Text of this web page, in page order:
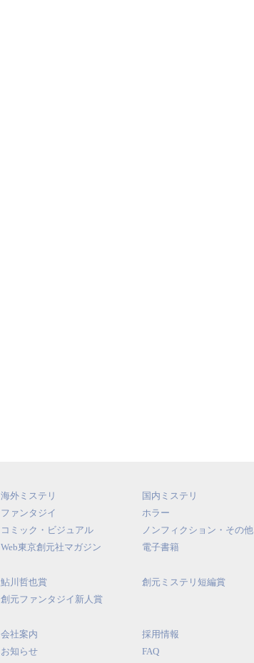
海外ミステリ 国内ミステリ
ファンタジイ
ホラー
コミック・ビジュアル
ノンフィクション・その他
Web東京創元社マガジン
電子書籍
鮎川哲也賞 創元ミステリ短編賞
創元ファンタジイ新人賞
会社案内 採用情報
お知らせ
FAQ